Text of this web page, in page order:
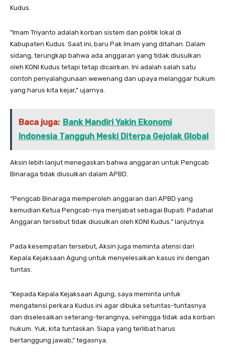
Kudus.
“Imam Triyanto adalah korban sistem dan politik lokal di
Kabupaten Kudus. Saat ini, baru Pak Imam yang ditahan. Dalam
sidang, terungkap bahwa ada anggaran yang tidak diusulkan
oleh KONI Kudus tetapi tetap dicairkan. Ini adalah salah satu
contoh penyalahgunaan wewenang dan upaya melanggar hukum
yang harus kita kejar,” ujarnya.
Baca juga: Bank Mandiri Yakin Ekonomi
Indonesia Tangguh Meski Diterpa Gejolak Global
Aksin lebih lanjut menegaskan bahwa anggaran untuk Pengcab
Binaraga tidak diusulkan dalam APBD.
“Pengcab Binaraga memperoleh anggaran dari APBD yang
kemudian Ketua Pengcab-nya menjabat sebagai Bupati. Padahal
Anggaran tersebut tidak diusulkan oleh KONI Kudus.” lanjutnya
Pada kesempatan tersebut, Aksin juga meminta atensi dari
Kepala Kejaksaan Agung untuk menyelesaikan kasus ini dengan
tuntas.
“Kepada Kepala Kejaksaan Agung, saya meminta untuk
mengatensi perkara Kudus ini agar dibuka setuntas-tuntasnya
dan diselesaikan seterang-terangnya, sehingga tidak ada korban
hukum. Yuk, kita tuntaskan. Siapa yang terlibat harus
bertanggung jawab,” tegasnya.